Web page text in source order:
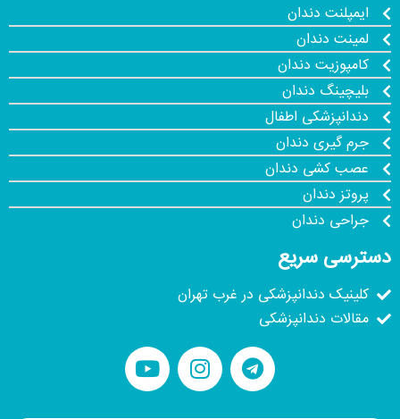
ایمپلنت دندان
لمینت دندان
کامپوزیت دندان
بلیچینگ دندان
دندانپزشکی اطفال
جرم گیری دندان
عصب کشی دندان
پروتز دندان
جراحی دندان
دسترسی سریع
کلینیک دندانپزشکی در غرب تهران
مقالات دندانپزشکی